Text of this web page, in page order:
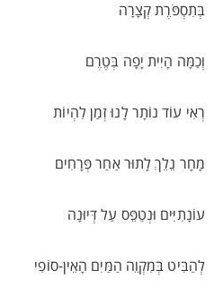
בְּתִסְפֹּרֶת קְצָרָה
וְכַמָּה הָיִית יָפָה בְּטֶרֶם
רְאִי עוֹד נוֹתָר לָנוּ זְמַן לִהְיוֹת
מָחָר נֵלֵךְ לָתוּר אַחַר פְּרָחִים
עוֹנָתִיִּים וּנְטַפֵּס עַל דְּיוּנָה
לְהַבִּיט בְּמִקְוֵה הַמַּיִם הָאֵין-סוֹפִי